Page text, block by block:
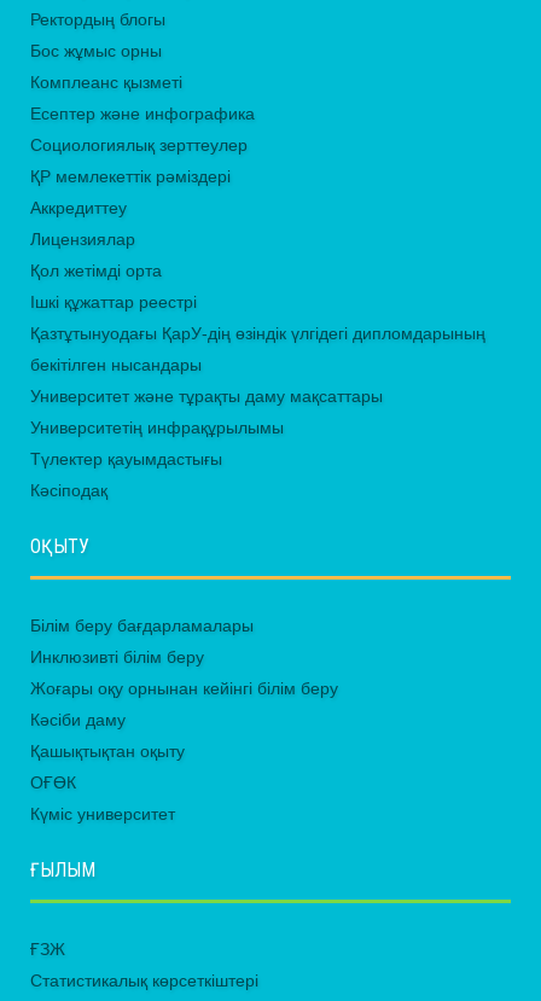
Ректордың блогы
Бос жұмыс орны
Комплеанс қызметі
Есептер және инфографика
Социологиялық зерттеулер
ҚР мемлекеттік рәміздері
Аккредиттеу
Лицензиялар
Қол жетімді орта
Ішкі құжаттар реестрі
Қазтұтынуодағы ҚарУ-дің өзіндік үлгідегі дипломдарының
бекітілген нысандары
Университет және тұрақты даму мақсаттары
Университетің инфрақұрылымы
Түлектер қауымдастығы
Кәсіподақ
ОҚЫТУ
Білім беру бағдарламалары
Инклюзивті білім беру
Жоғары оқу орнынан кейінгі білім беру
Кәсіби даму
Қашықтықтан оқыту
ОҒӨК
Күміс университет
ҒЫЛЫМ
ҒЗЖ
Статистикалық көрсеткіштері